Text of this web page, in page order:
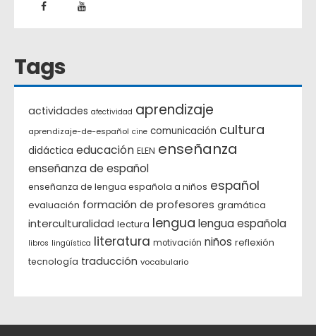
Tags
actividades afectividad aprendizaje
aprendizaje-de-español cine comunicación cultura
didáctica educación ELEN enseñanza
enseñanza de español
enseñanza de lengua española a niños español
evaluación formación de profesores gramática
interculturalidad lectura lengua lengua española
libros lingüística literatura motivación niños reflexión
tecnología traducción vocabulario